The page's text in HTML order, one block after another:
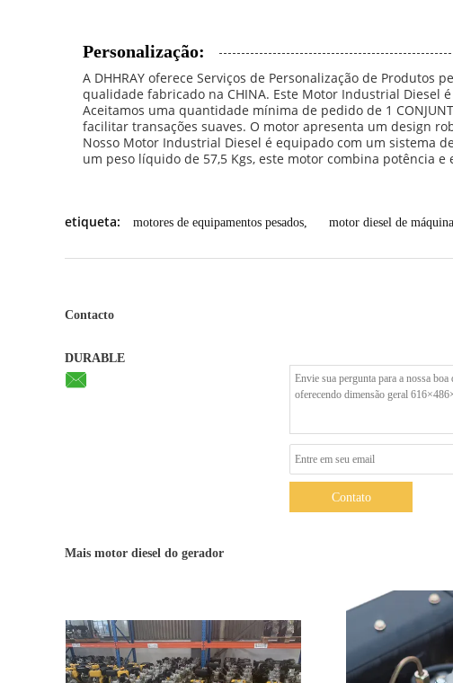
Personalização:
A DHHRAY oferece Serviços de Personalização de
qualidade fabricado na CHINA. Este Motor Industrial Diesel
Aceitamos uma quantidade mínima de pedido de 1
facilitar transações suaves. O motor apresenta um design
Nosso Motor Industrial Diesel é equipado com um sistema
um peso líquido de 57,5 Kgs, este motor combina potência
etiqueta: motores de equipamentos pesados, motor diesel de máquina
Contacto
DURABLE
Contato
Mais motor diesel do gerador